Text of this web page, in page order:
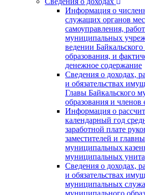
Информация о
служащих органов
самоуправления,
муниципальных
ведении
образования, и
денежное содержание
Сведения о доходах,
и обязательствах
Главы Байкальского
образования и членов
Информация о
календарный год
заработной плате
заместителей и
муниципальных
муниципальных
Сведения о доходах,
и обязательствах
муниципальных